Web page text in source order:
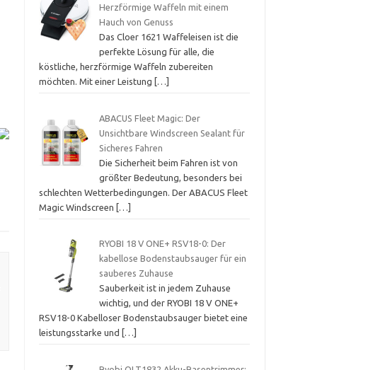
Herzförmige Waffeln mit einem
Hauch von Genuss
Das Cloer 1621 Waffeleisen ist die
perfekte Lösung für alle, die
köstliche, herzförmige Waffeln zubereiten
möchten. Mit einer Leistung
[…]
ABACUS Fleet Magic: Der
Unsichtbare Windscreen Sealant für
Sicheres Fahren
Die Sicherheit beim Fahren ist von
größter Bedeutung, besonders bei
schlechten Wetterbedingungen. Der ABACUS Fleet
Magic Windscreen
[…]
RYOBI 18 V ONE+ RSV18-0: Der
kabellose Bodenstaubsauger für ein
sauberes Zuhause
Sauberkeit ist in jedem Zuhause
wichtig, und der RYOBI 18 V ONE+
RSV18-0 Kabelloser Bodenstaubsauger bietet eine
leistungsstarke und
[…]